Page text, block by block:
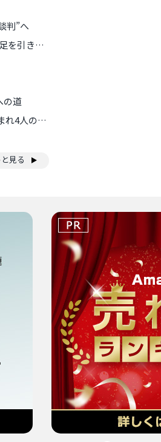
判”へ
中退出
の道
ート(1/5)
見る